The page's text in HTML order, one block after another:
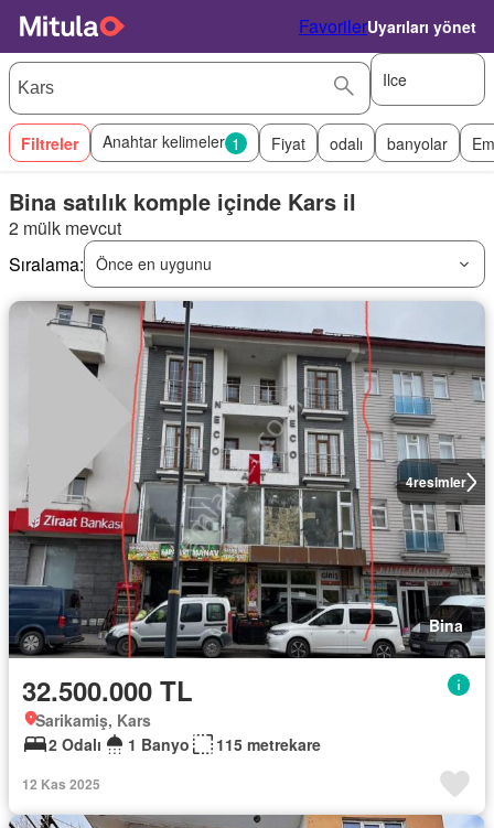
FavorilerUyarıları yönet
Ilce
Filtreler Anahtar kelimeler 1 Fiyat odalı banyolar
Bina satılık komple içinde Kars il
2 mülk mevcut
Sıralama: Önce en uygunu
4resimler
Bina
32.500.000 TL
Sarikamiş, Kars
2 Odalı
1 Banyo 115 metrekare
12 Kas 2025